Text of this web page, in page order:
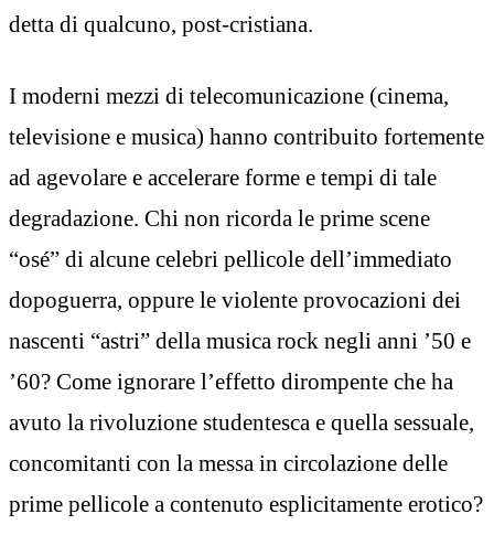
detta di qualcuno, post-cristiana.
I moderni mezzi di telecomunicazione (cinema,
televisione e musica) hanno contribuito fortemente
ad agevolare e accelerare forme e tempi di tale
degradazione. Chi non ricorda le prime scene
“osé” di alcune celebri pellicole dell’immediato
dopoguerra, oppure le violente provocazioni dei
nascenti “astri” della musica rock negli anni ’50 e
’60? Come ignorare l’effetto dirompente che ha
avuto la rivoluzione studentesca e quella sessuale,
concomitanti con la messa in circolazione delle
prime pellicole a contenuto esplicitamente erotico?